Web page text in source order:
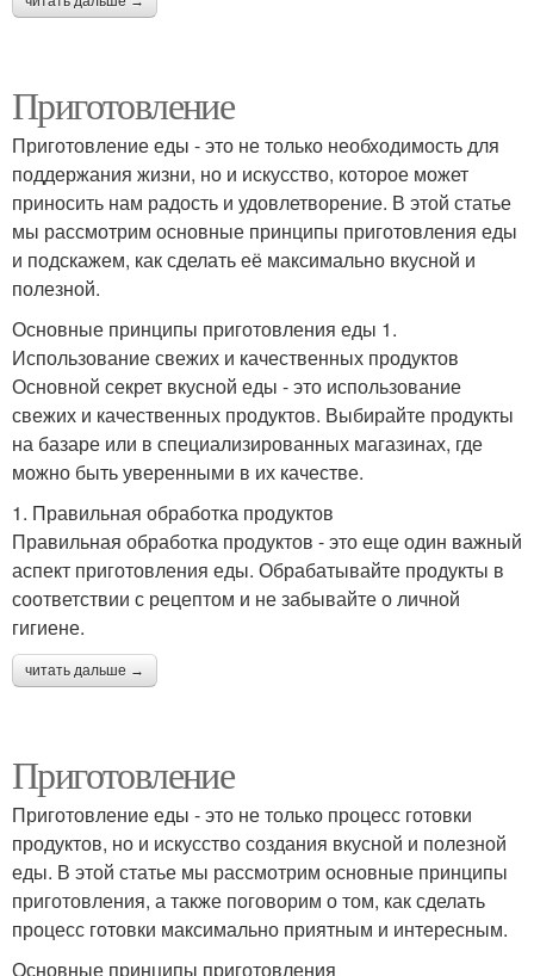
Приготовление
Приготовление еды - это не только необходимость для
поддержания жизни, но и искусство, которое может
приносить нам радость и удовлетворение. В этой статье
мы рассмотрим основные принципы приготовления еды
и подскажем, как сделать её максимально вкусной и
полезной.
Основные принципы приготовления еды 1.
Использование свежих и качественных продуктов
Основной секрет вкусной еды - это использование
свежих и качественных продуктов. Выбирайте продукты
на базаре или в специализированных магазинах, где
можно быть уверенными в их качестве.
1. Правильная обработка продуктов
Правильная обработка продуктов - это еще один важный
аспект приготовления еды. Обрабатывайте продукты в
соответствии с рецептом и не забывайте о личной
гигиене.
читать дальше →
Приготовление
Приготовление еды - это не только процесс готовки
продуктов, но и искусство создания вкусной и полезной
еды. В этой статье мы рассмотрим основные принципы
приготовления, а также поговорим о том, как сделать
процесс готовки максимально приятным и интересным.
Основные принципы приготовления